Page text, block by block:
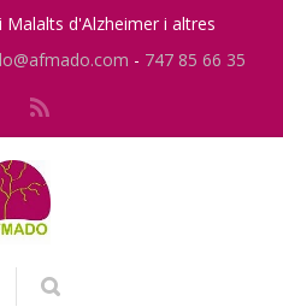
d'Alzheimer i altres
- 747 85 66 35